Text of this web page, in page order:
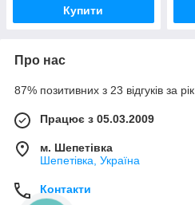
Купити
Про нас
87% позитивних з 23 відгуків за рік
Працює з 05.03.2009
м. Шепетівка
Шепетівка, Україна
Контакти